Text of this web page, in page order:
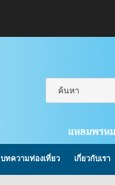
แหลมพรห
บทความท่องเที่ยว เกี่ยวกับเรา